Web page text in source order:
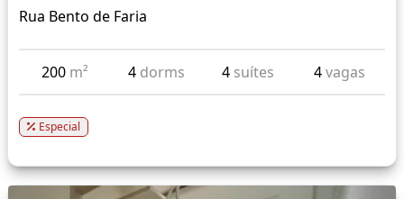
Rua Bento de Faria
200 m² 4 dorms 4 suítes 4vagas
Especial